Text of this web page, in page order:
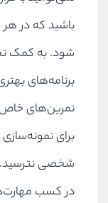
باشید که در هر
شود. به کمک
برنامه‌های
تمرین‌های خاص
برای
شخصی نترسید.
در کسب